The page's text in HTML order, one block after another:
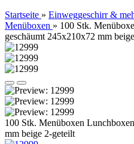
Startseite » Einweggeschirr &
Menüboxen » 100 Stk.
geschäumt 245x210x72 mm
100 Stk. Menüboxen
mm beige 2-geteilt